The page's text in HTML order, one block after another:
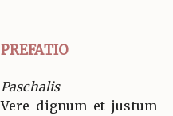
PREFATIO
Paschalis
Vere dignum et justum